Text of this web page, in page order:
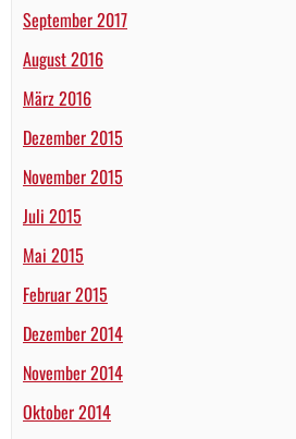
September 2017
August 2016
März 2016
Dezember 2015
November 2015
Juli 2015
Mai 2015
Februar 2015
Dezember 2014
November 2014
Oktober 2014